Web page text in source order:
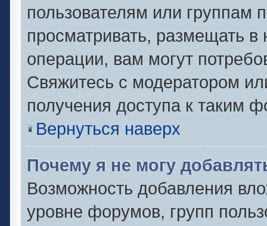
пользователям или группам
просматривать, размещать
операции, вам могут
Свяжитесь с модератором
получения доступа к таким
Вернуться наверх
Почему я не могу
Возможность добавления
уровне форумов, групп